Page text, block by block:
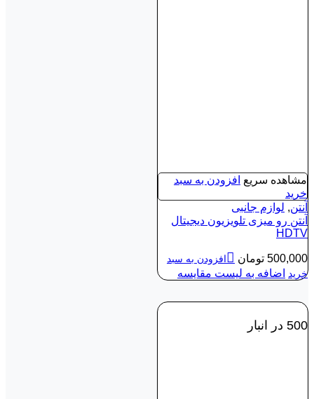
مشاهده سریع افزودن به سبد
خرید
آنتن, لوازم جانبی
آنتن رو میزی تلویزیون دیجیتال
HDTV
500,000 تومان
افزودن به سبد
خرید
اضافه به لیست مقایسه
500 در انبار